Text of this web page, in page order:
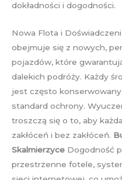
dokładności i dogodności.
Nowa Flota i
obejmuje się z nowych,
pojazdów, które
dalekich podróży. Każdy
jest często
standard ochrony.
troszczą się o to, aby
zakłóceń i bez zakłóceń.
Skalmierzyce Dogodność
przestrzenne fotele,